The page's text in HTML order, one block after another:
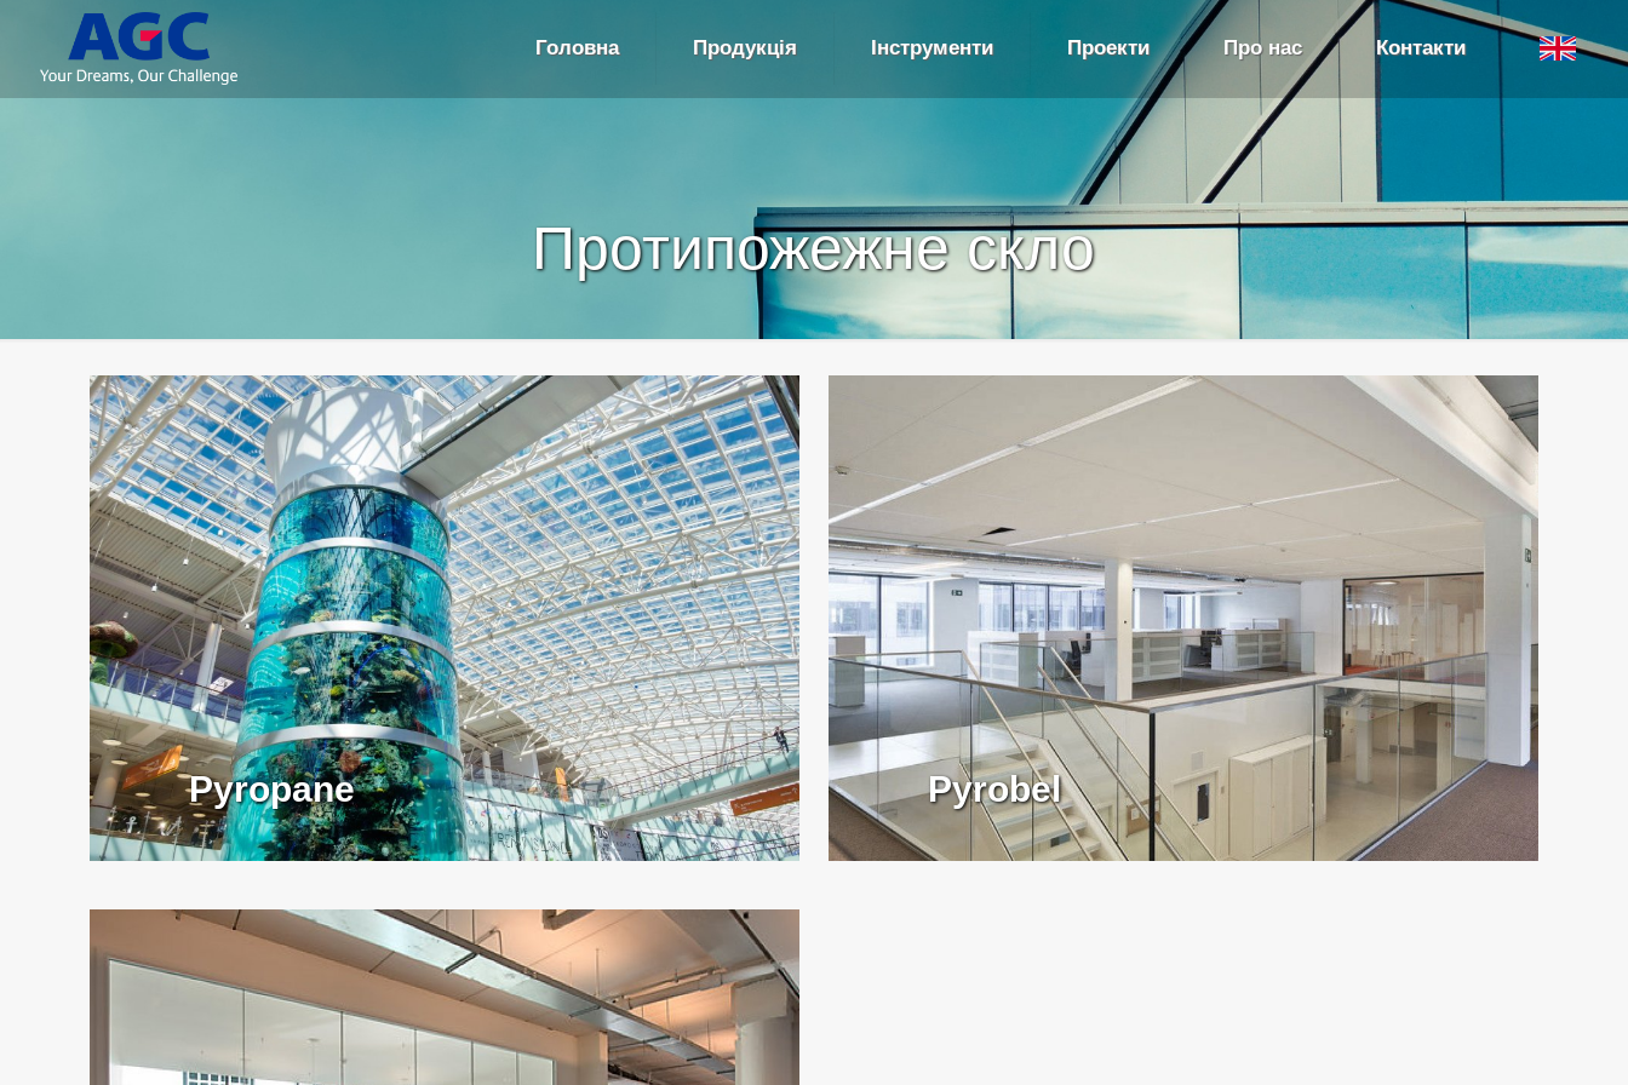
Головна Продукція Інструменти Проекти Про нас Контакти
Протипожежне скло
Pyropane Pyrobel